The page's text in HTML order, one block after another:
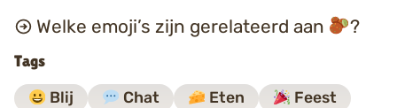
Welke emoji’s zijn gerelateerd aan
?
Tags
Blij Chat Eten
Feest